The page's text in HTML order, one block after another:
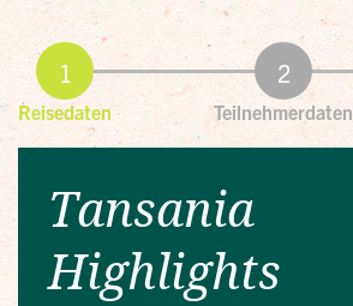
Reisedaten Teilnehmerdaten
Tansania
Highlights